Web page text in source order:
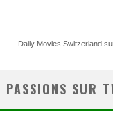
Daily Movies Switzerland
PASSIONS SUR